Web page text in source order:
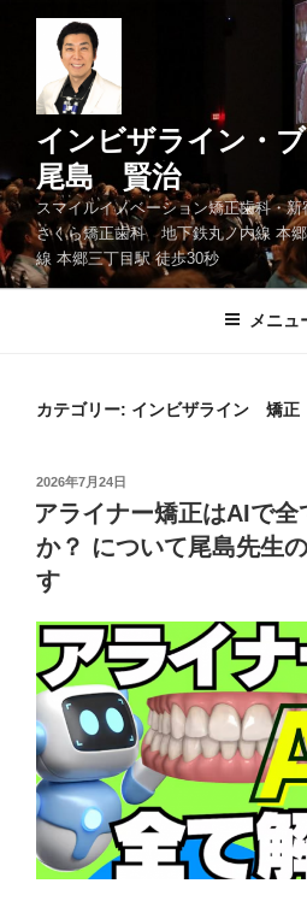
ス
キ
ッ
プ
インビザライン・
尾島 賢治
スマイルイノベーション矯正歯科・
さくら矯正歯科 地下鉄丸ノ内線 本
線 本郷三丁目駅 徒歩30秒
メニュ
カテゴリー: インビザライン 矯正
投
稿
日:
2026年7月24日
アライナー矯正はAIで
か？ について尾島先生
す